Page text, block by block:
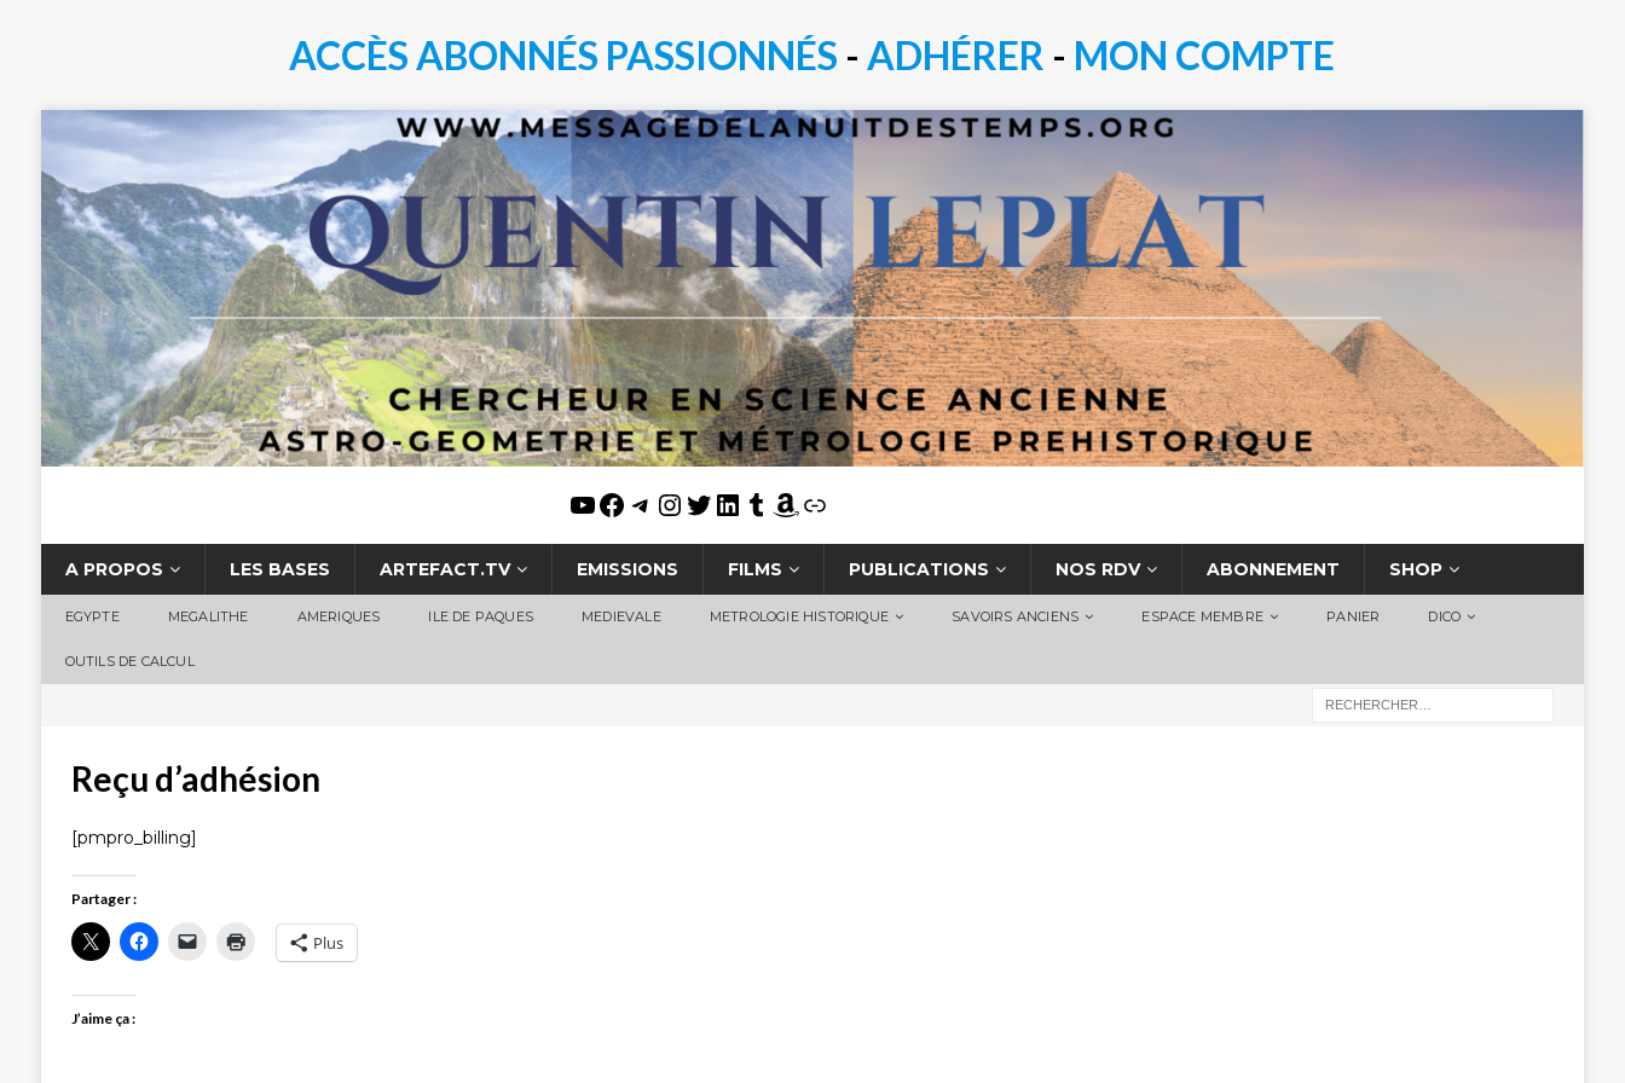
ACCÈS ABONNÉS PASSIONNÉS -ADHÉRER - MON COMPTE
A PROPOS LES BASES ARTEFACT.TV EMISSIONS FILMS PUBLICATIONS NOS RDV ABONNEMENT SHOP
EGYPTE MEGALITHE AMERIQUES ILE DE PAQUES MEDIEVALE METROLOGIE HISTORIQUE SAVOIRS ANCIENS ESPACE MEMBRE PANIER DICO
OUTILS DE CALCUL
Reçu d’adhésion
[pmpro_billing]
Partager :
Plus
J’aime ça :